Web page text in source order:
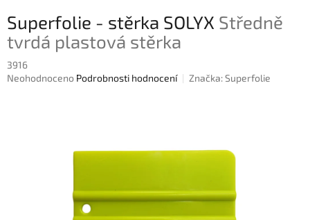
Superfolie - stěrka SOLYX Středně
tvrdá plastová stěrka
3916
Průměrné
Neohodnoceno Podrobnosti hodnocení Značka:Superfolie